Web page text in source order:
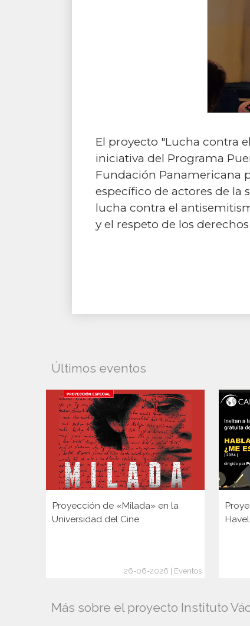
El proyecto "Lucha contra
iniciativa del Programa
Fundación Panamericana
específico de actores de la
lucha contra el
y el respeto de los
Últimos eventos
Proyección de «Milada» en la
Universidad del Cine
26-06-2026 | Eventos
Más sobre el proyecto Instituto